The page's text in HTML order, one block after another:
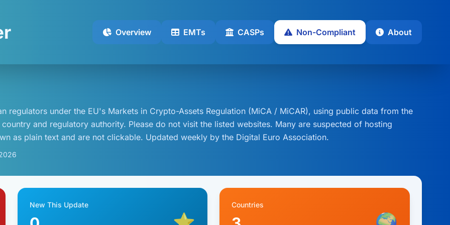
Overview EMTs CASPs Non-Compliant About
regulators under the EU's Markets in Crypto-Assets Regulation (MiCA / MiCAR), using public data from the
and regulatory authority. Please do not visit the listed websites. Many are suspected of hosting
as plain text and are not clickable. Updated weekly by the Digital Euro Association.
New This Update Countries